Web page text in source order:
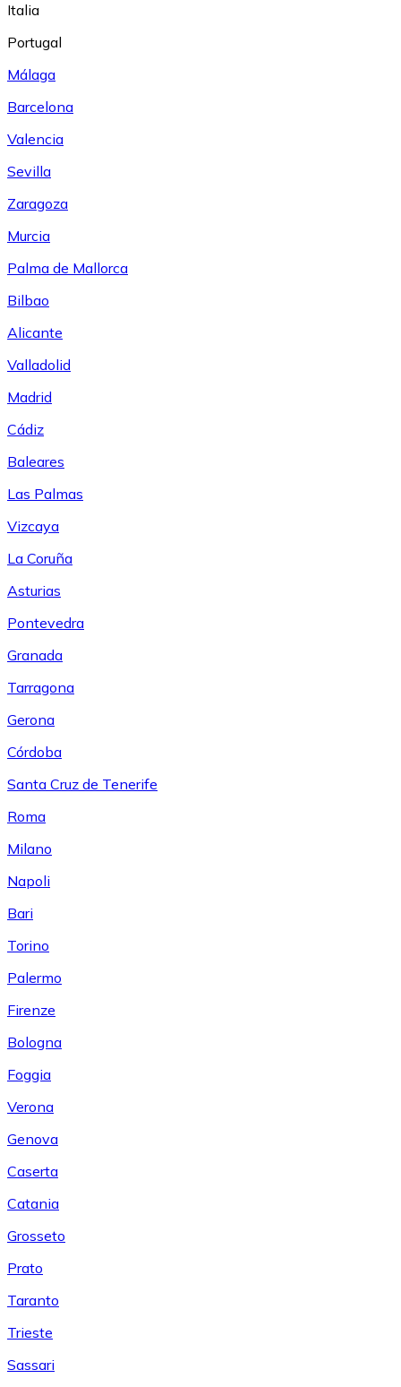
Italia
Portugal
Málaga
Barcelona
Valencia
Sevilla
Zaragoza
Murcia
Palma de Mallorca
Bilbao
Alicante
Valladolid
Madrid
Cádiz
Baleares
Las Palmas
Vizcaya
La Coruña
Asturias
Pontevedra
Granada
Tarragona
Gerona
Córdoba
Santa Cruz de Tenerife
Roma
Milano
Napoli
Bari
Torino
Palermo
Firenze
Bologna
Foggia
Verona
Genova
Caserta
Catania
Grosseto
Prato
Taranto
Trieste
Sassari